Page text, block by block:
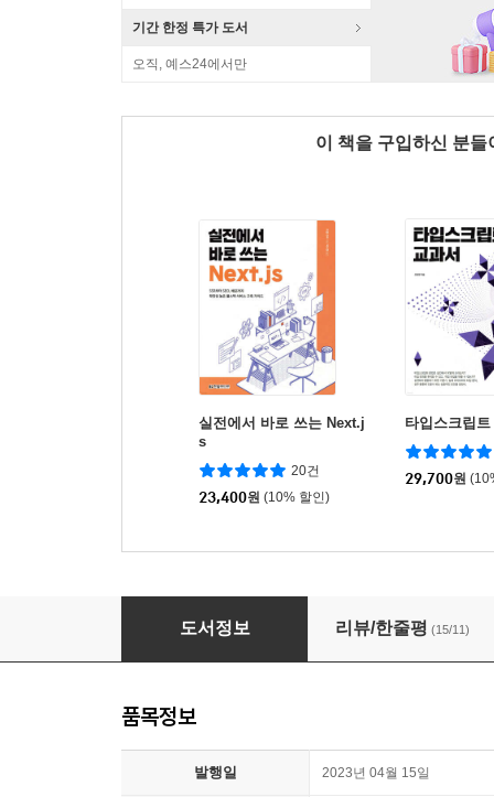
기간 한정 특가 도서
오직, 예스24에서만
이 책을 구입하신 분
실전에서 바로 쓰는 Next.j
s
20건
23,400원 (10% 할인)
타입스크립
29,700원
Node.js 백엔드 개발자 되기
도서정보 리뷰/한줄평 (15/11)
품목정보
발행일 2023년 04월 15일